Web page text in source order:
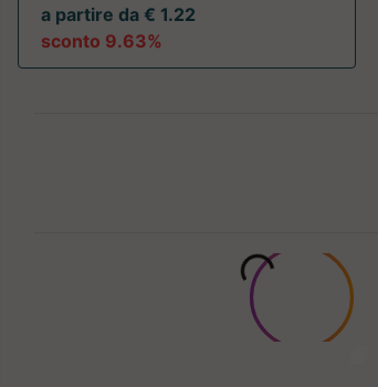
a partire da € 1.22
sconto 9.63%